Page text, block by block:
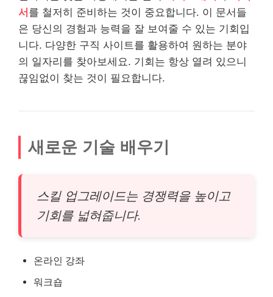
서 를 철저히 준비하는 것이 중요합니다. 이 문서들
은 당신의 경험과 능력을 잘 보여줄 수 있는 기회입
니다. 다양한 구직 사이트를 활용하여 원하는 분야
의 일자리를 찾아보세요. 기회는 항상 열려 있으니
끊임없이 찾는 것이 필요합니다.
새로운 기술 배우기
스킬 업그레이드는 경쟁력을 높이고
기회를 넓혀줍니다.
온라인 강좌
워크숍